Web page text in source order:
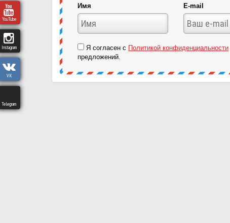
YouTube
Instagram
VK
Telegram
Имя
E-mail
Я согласен с Политикой конфиденциальности
предложений.